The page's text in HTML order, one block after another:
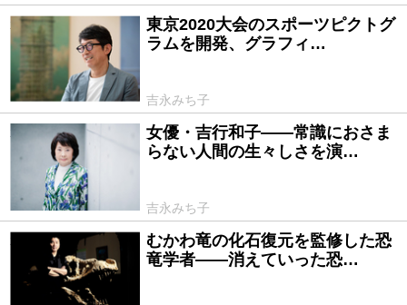
2019/09/25
東京2020大会のスポーツピクトグ
ラムを開発、グラフィ…
吉永みち子
2019/08/23
女優・吉行和子――常識におさま
らない人間の生々しさを演…
吉永みち子
2019/07/26
むかわ竜の化石復元を監修した恐
竜学者――消えていった恐…